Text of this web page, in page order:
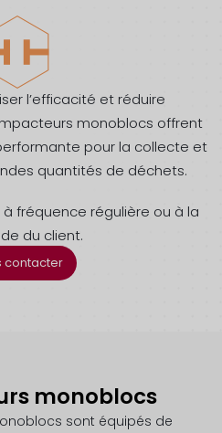
l’efficacité et réduire
monoblocs offrent
pour la collecte et
quantités de déchets.
fréquence régulière ou à la
du client.
contacter
monoblocs
sont équipés de